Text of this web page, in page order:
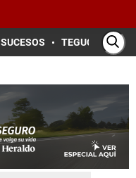
SUCESOS TEGUCIGALPA